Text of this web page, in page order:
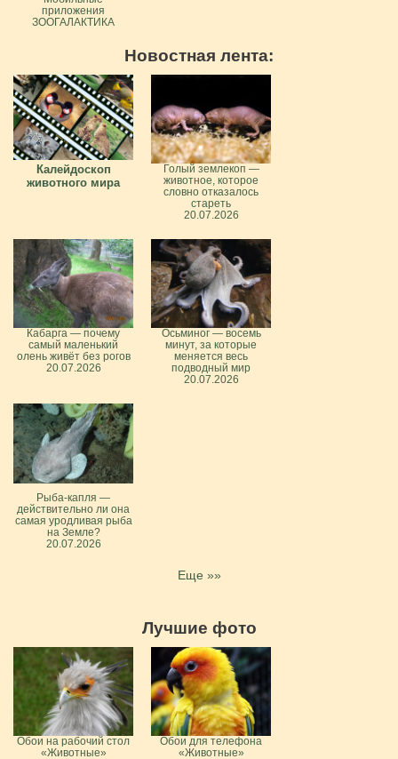
приложения
ЗООГАЛАКТИКА
Новостная лента:
Калейдоскоп
животного мира
Голый землекоп —
животное, которое
словно отказалось
стареть
20.07.2026
Кабарга — почему
самый маленький
олень живёт без рогов
20.07.2026
Осьминог — восемь
минут, за которые
меняется весь
подводный мир
20.07.2026
Рыба-капля —
действительно ли она
самая уродливая рыба
на Земле?
20.07.2026
Еще »»
Лучшие фото
Обои на рабочий стол
«Животные»
Обои для телефона
«Животные»